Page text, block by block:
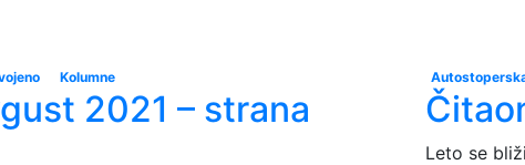
Kolumne
2021 – strana
Leto se